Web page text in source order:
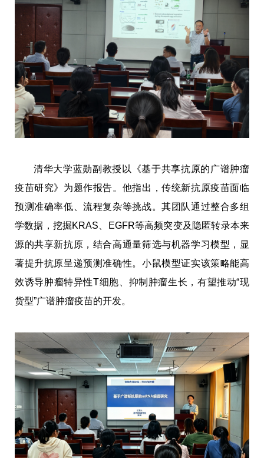
清华大学蓝勋副教授以《基于共享抗原的广谱肿瘤
疫苗研究》为题作报告。他指出，传统新抗原疫苗面临
预测准确率低、流程复杂等挑战。其团队通过整合多组
学数据，挖掘KRAS、EGFR等高频突变及隐匿转录本来
源的共享新抗原，结合高通量筛选与机器学习模型，显
著提升抗原呈递预测准确性。小鼠模型证实该策略能高
效诱导肿瘤特异性T细胞、抑制肿瘤生长，有望推动“现
货型”广谱肿瘤疫苗的开发。